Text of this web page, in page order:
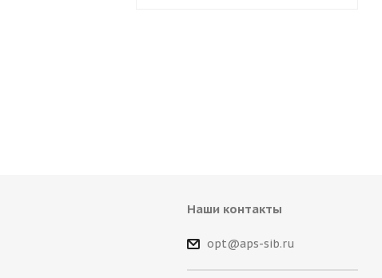
Наши контакты
opt@aps-sib.ru